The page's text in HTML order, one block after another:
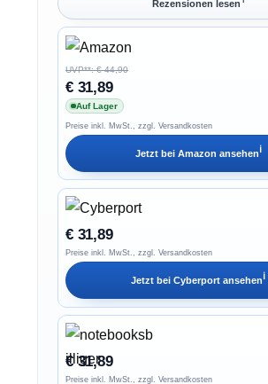
Rezensionen lesen
Ersparnis 29%
UVP**: € 44,90
€ 31,89
Auf Lager
Preise inkl. MwSt., zzgl. Versandkosten
Jetzt bei Amazon ansehenℹ︎
€ 31,89
Preise inkl. MwSt., zzgl. Versandkosten
Jetzt bei Cyberport ansehenℹ︎
€ 31,89
Preise inkl. MwSt., zzgl. Versandkosten